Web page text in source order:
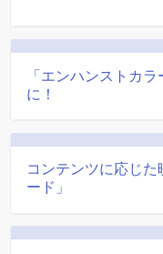
「エンハンストカ
に！
コンテンツに応じ
ード」